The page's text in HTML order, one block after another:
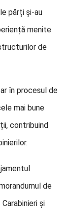
părți și-au
menite
de
în procesul de
mai bune
contribuind
de
și